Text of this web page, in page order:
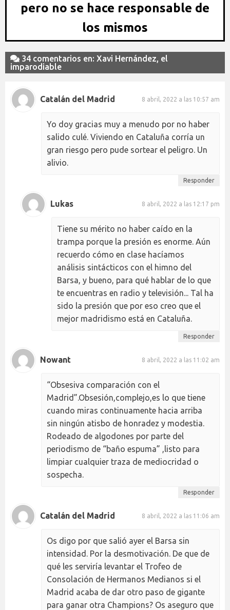
pero no se hace responsable de
los mismos
34 comentarios en: Xavi Hernández, el
imparodiable
Catalán del Madrid 8 abril, 2022 a las 10:57 am
Yo doy gracias muy a menudo por no haber
salido culé. Viviendo en Cataluña corría un
gran riesgo pero pude sortear el peligro. Un
alivio.
Responder
Lukas 8 abril, 2022 a las 12:17 pm
Tiene su mérito no haber caído en la
trampa porque la presión es enorme. Aún
recuerdo cómo en clase hacíamos
análisis sintácticos con el himno del
Barsa, y bueno, para qué hablar de lo que
te encuentras en radio y televisión... Tal ha
sido la presión que por eso creo que el
mejor madridismo está en Cataluña.
Responder
Nowant 8 abril, 2022 a las 11:02 am
“Obsesiva comparación con el
Madrid”.Obsesión,complejo,es lo que tiene
cuando miras continuamente hacia arriba
sin ningún atisbo de honradez y modestia.
Rodeado de algodones por parte del
periodismo de “baño espuma” ,listo para
limpiar cualquier traza de mediocridad o
sospecha.
Responder
Catalán del Madrid 8 abril, 2022 a las 11:06 am
Os digo por que salió ayer el Barsa sin
intensidad. Por la desmotivación. De que de
qué les serviría levantar el Trofeo de
Consolación de Hermanos Medianos si el
Madrid acaba de dar otro paso de gigante
para ganar otra Champions? Os aseguro que